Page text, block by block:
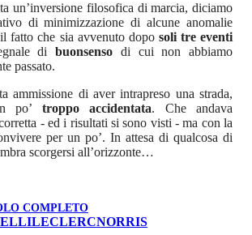
un’inversione filosofica di marcia, diciamo
di minimizzazione di alcune anomalie
fatto che sia avvenuto dopo soli tre eventi
dibuonsenso di cui non abbiamo
passato.
ammissione di aver intrapreso una strada,
po’ troppo accidentata. Che andava
- ed i risultati si sono visti - ma con la
per un po’. In attesa di qualcosa di
scorgersi all’orizzonte…
COMPLETO
LECLERCNORRIS